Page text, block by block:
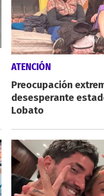
ATENCIÓN
Preocupación
desesperante
Lobato